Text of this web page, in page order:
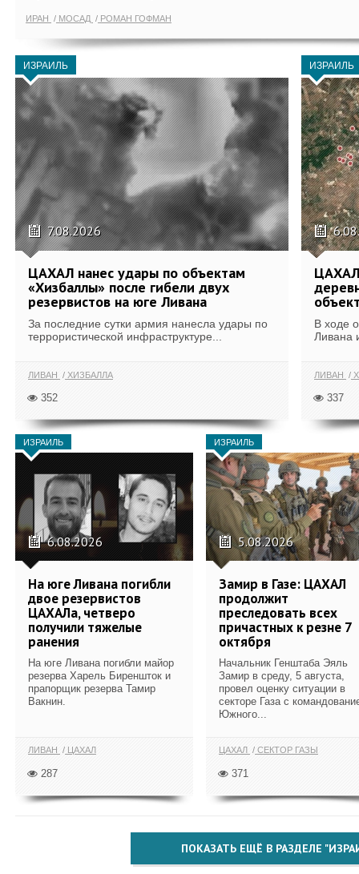
ИРАН МОСАД РОМАН ГОФМАН
ИЗРАИЛЬ
7.08.2026
ЦАХАЛ нанес удары по объектам
«Хизбаллы» после гибели двух
резервистов на юге Ливана
За последние сутки армия нанесла удары по
террористической инфраструктуре...
ЛИВАН ХИЗБАЛЛА
352
ИЗРАИЛЬ
В ходе
Ливана
ЛИВАН
337
ИЗРАИЛЬ
6.08.2026
На юге Ливана погибли
двое резервистов
ЦАХАЛа, четверо
получили тяжелые
ранения
На юге Ливана погибли майор
резерва Харель Биреншток и
прапорщик резерва Тамир
Вакнин.
ЛИВАН ЦАХАЛ
287
ИЗРАИЛЬ
5.08.2026
Замир в Газе: ЦАХАЛ
продолжит
преследовать всех
причастных к резне 7
октября
Начальник Генштаба Эяль
Замир в среду, 5 августа,
провел оценку ситуации в
секторе Газа с
Южного...
ЦАХАЛ СЕКТОР ГАЗЫ
371
ПОКАЗАТЬ ЕЩЁ В РАЗДЕЛЕ